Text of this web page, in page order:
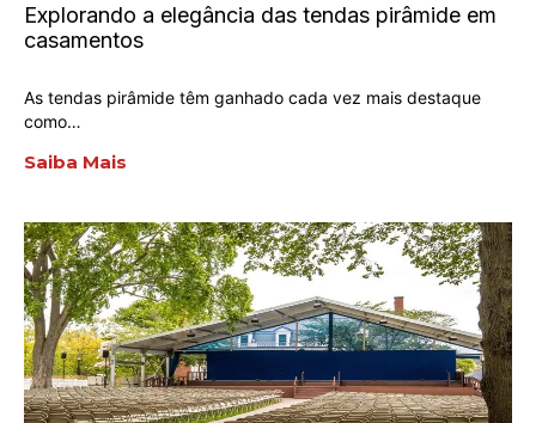
Explorando a elegância das tendas pirâmide em
casamentos
As tendas pirâmide têm ganhado cada vez mais destaque
como…
Saiba Mais